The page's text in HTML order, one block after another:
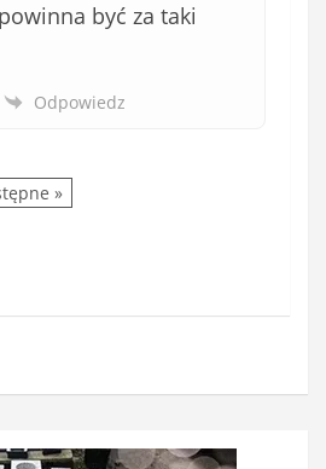
być za taki
Odpowiedz
»